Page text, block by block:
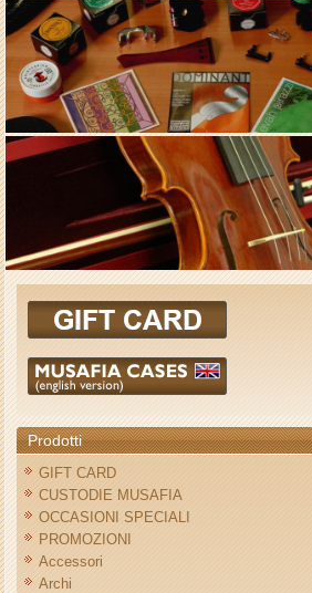
Prodotti
GIFT CARD
CUSTODIE MUSAFIA
OCCASIONI SPECIALI
PROMOZIONI
Accessori
Archi